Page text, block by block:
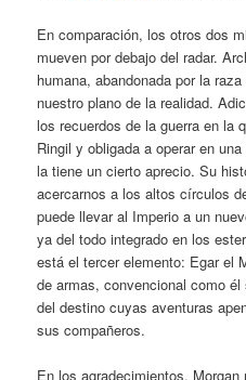
En comparación, los otros dos
mueven por debajo del radar.
humana, abandonada por la
nuestro plano de la realidad.
los recuerdos de la guerra en la
Ringil y obligada a operar en
la tiene un cierto aprecio. Su
acercarnos a los altos círculos
puede llevar al Imperio a un
ya del todo integrado en los
está el tercer elemento: Egar el
de armas, convencional como
del destino cuyas aventuras
sus compañeros.
En los agradecimientos,